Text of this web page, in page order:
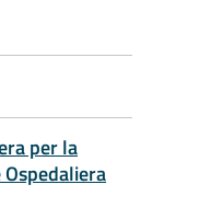
per la